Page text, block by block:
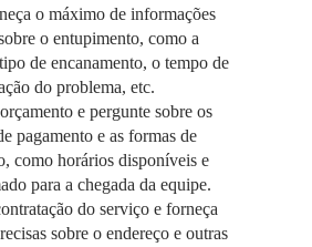
o máximo de informações
o entupimento, como a
de encanamento, o tempo de
do problema, etc.
e pergunte sobre os
pagamento e as formas de
como horários disponíveis e
para a chegada da equipe.
do serviço e forneça
sobre o endereço e outras